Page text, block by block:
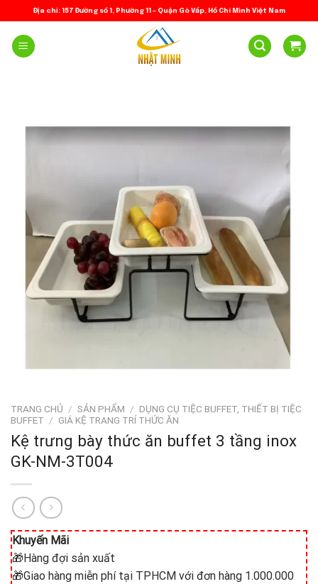
to
content
Địa chỉ: 157 Đường số 1, Phường 11 – Quận Gò Vấp, Hồ Chí Minh Việt Nam
TRANG CHỦ / SẢN PHẨM / DỤNG CỤ TIỆC BUFFET, THIẾT BỊ TIỆC
BUFFET / GIÁ KỆ TRANG TRÍ THỨC ĂN
Kệ trưng bày thức ăn buffet 3 tầng inox
GK-NM-3T004
Khuyến Mãi
🎁Hàng đợi sản xuất
🎁Giao hàng miễn phí tại TPHCM với đơn hàng 1.000.000